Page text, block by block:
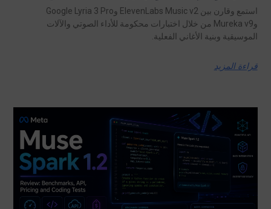
استمع وقارن بين ElevenLabs Music v2 وGoogle Lyria 3 Pro
وMureka v9 من خلال اختبارات محكومة للأداء الصوتي والآلات
الموسيقية وبنية الأغاني الفعلية.
قراءة المزيد